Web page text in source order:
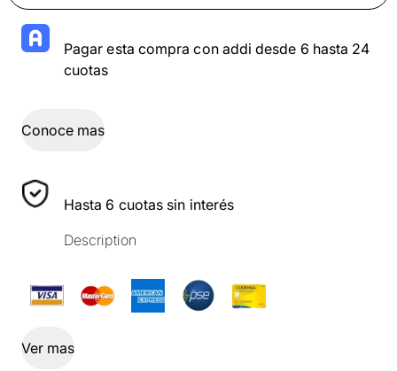
Pagar esta compra con addi desde 6 hasta 24
cuotas
Conoce mas
Hasta 6 cuotas sin interés
Description
Ver mas